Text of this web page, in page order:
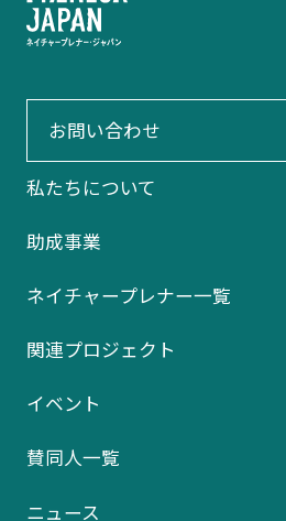
お問い合わせ
私たちについて
助成事業
ネイチャープレナー一覧
関連プロジェクト
イベント
賛同人一覧
ニュース